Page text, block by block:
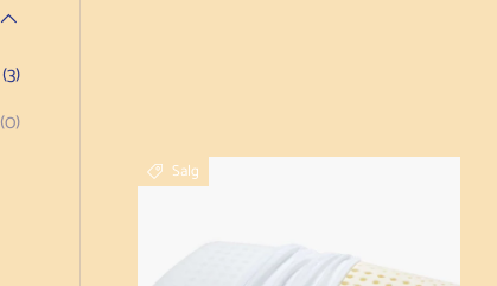
(3)
(0)
Salg